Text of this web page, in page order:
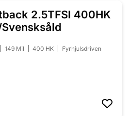
NYINKOMMEN
2.5TFSI 400HK
149 Mil 400 HK Fyrhjulsdriven